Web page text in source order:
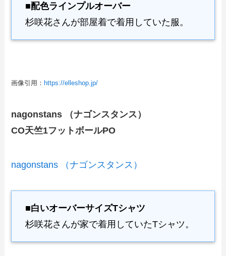
■配色ラインプルオーバー
杉咲花さんが部屋着で着用していた服。
画像引用： https://elleshop.jp/
nagonstans （ナゴンスタンス）
CO天竺1フットボールPO
nagonstans （ナゴンスタンス）
■白いオーバーサイズTシャツ
杉咲花さんが家で着用していたTシャツ。